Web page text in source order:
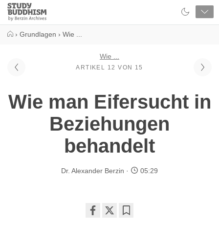
Close
Study
Buddhism
› Grundlagen › Wie ...
Wie ...
ARTIKEL 12 VON 15
Wie man Eifersucht in
Beziehungen
behandelt
Dr. Alexander Berzin 05:29